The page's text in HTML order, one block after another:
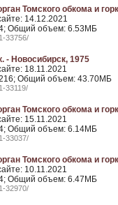
Томского обкома и
14.12.2021
Общий объем: 6.53МБ
33756/
- Новосибирск, 1975
18.11.2021
Общий объем: 43.70МБ
33119/
Томского обкома и
15.11.2021
Общий объем: 6.14МБ
33037/
Томского обкома и
10.11.2021
Общий объем: 6.47МБ
32970/